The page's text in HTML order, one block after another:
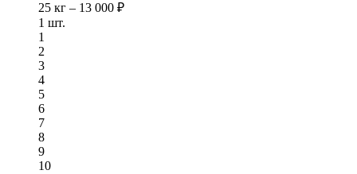
25 кг – 13 000 ₽
1 шт.
1
2
3
4
5
6
7
8
9
10